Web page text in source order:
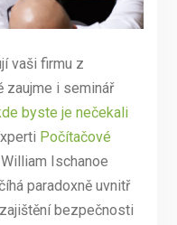
vaši firmu z
zaujme i seminář
byste je nečekali
Počítačové
Ischanoe
paradoxně uvnitř
bezpečnosti